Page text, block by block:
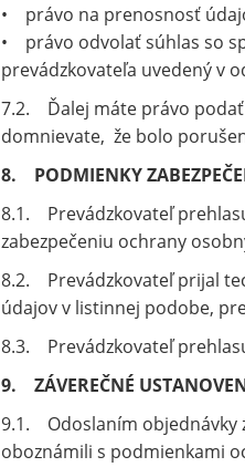
• právo na prenosnosť
• právo odvolať súhlas so
prevádzkovateľa uvedený v
7.2. Ďalej máte právo podať
domnievate, že bolo
8. PODMIENKY
8.1. Prevádzkovateľ
zabezpečeniu ochrany
8.2. Prevádzkovateľ prijal
údajov v listinnej podobe,
8.3. Prevádzkovateľ
9. ZÁVEREČNÉ
9.1. Odoslaním objednávky
oboznámili s podmienkami